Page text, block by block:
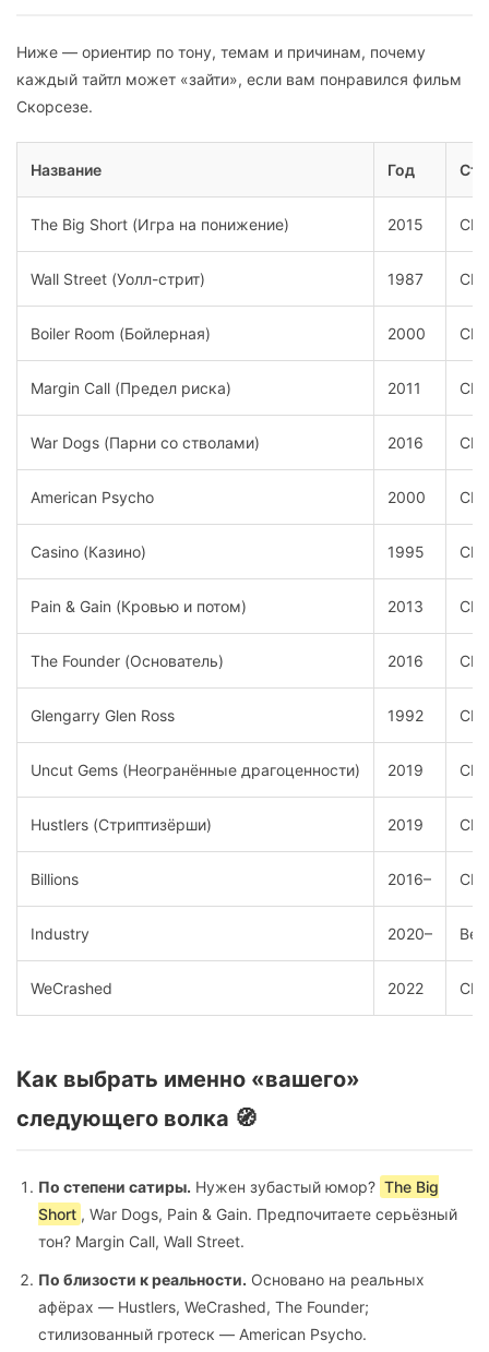
Ниже — ориентир по тону, темам и причинам, почему
каждый тайтл может «зайти», если вам понравился фильм
Скорсезе.
Название Год
The Big Short (Игра на понижение) 2015
Wall Street (Уолл-стрит) 1987
Boiler Room (Бойлерная) 2000
Margin Call (Предел риска) 2011
War Dogs (Парни со стволами) 2016
American Psycho 2000
Casino (Казино) 1995
Pain & Gain (Кровью и потом) 2013
The Founder (Основатель) 2016
Glengarry Glen Ross 1992
Uncut Gems (Неогранённые драгоценности) 2019
Hustlers (Стриптизёрши) 2019
Billions 2016–
Industry 2020–
WeCrashed 2022
Как выбрать именно «вашего»
следующего волка 🧭
По степени сатиры. Нужен зубастый юмор? The Big
Short , War Dogs, Pain & Gain. Предпочитаете серьёзный
тон? Margin Call, Wall Street.
По близости к реальности. Основано на реальных
афёрах — Hustlers, WeCrashed, The Founder;
стилизованный гротеск — American Psycho.